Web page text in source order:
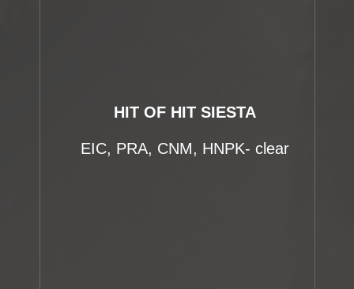
HIT OF HIT SIESTA
EIC, PRA, CNM, HNPK- clear